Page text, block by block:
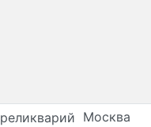
реликварий Москва